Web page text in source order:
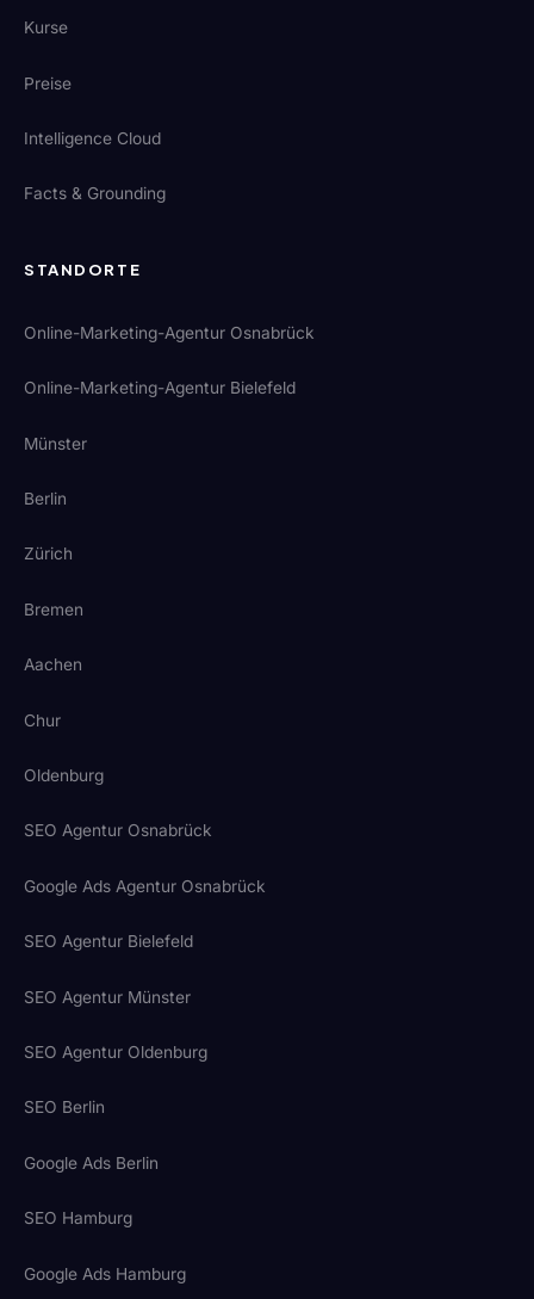
Kurse
Preise
Intelligence Cloud
Facts & Grounding
STANDORTE
Online-Marketing-Agentur Osnabrück
Online-Marketing-Agentur Bielefeld
Münster
Berlin
Zürich
Bremen
Aachen
Chur
Oldenburg
SEO Agentur Osnabrück
Google Ads Agentur Osnabrück
SEO Agentur Bielefeld
SEO Agentur Münster
SEO Agentur Oldenburg
SEO Berlin
Google Ads Berlin
SEO Hamburg
Google Ads Hamburg